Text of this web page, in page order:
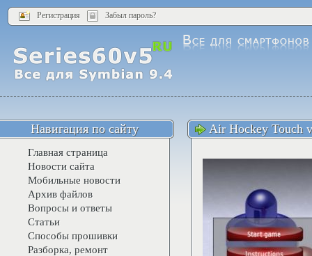
Регистрация Забыл пароль?
Air Hockey Touch
Навигация по сайту
Главная страница
Новости сайта
Мобильные новости
Архив файлов
Вопросы и ответы
Статьи
Способы прошивки
Разборка, ремонт